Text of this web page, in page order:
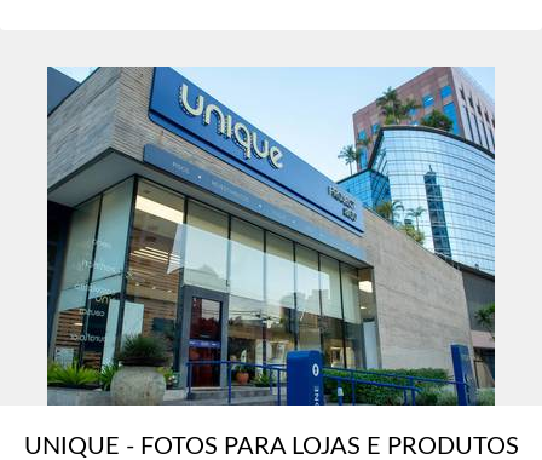
UNIQUE - FOTOS PARA LOJAS E PRODUTOS